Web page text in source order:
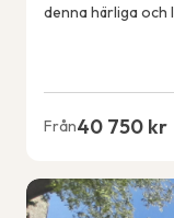
denna härliga och
Från40 750 kr